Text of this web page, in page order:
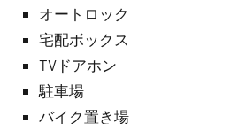
オートロック
宅配ボックス
TVドアホン
駐車場
バイク置き場